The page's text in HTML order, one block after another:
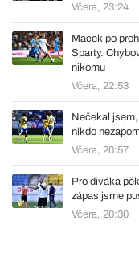
Včera, 23:24
Macek po
Sparty.
nikomu
Včera, 22:53
Nečekal
nikdo
Včera, 20:57
Pro diváka
zápas jsme
Včera, 20:30